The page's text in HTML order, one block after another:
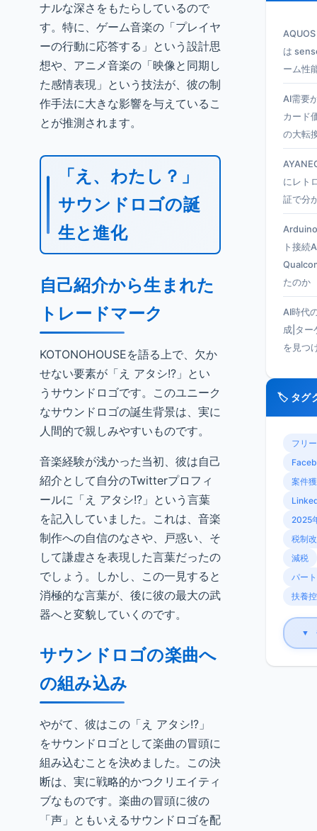
ナルな深さをもたらしているので
す。特に、ゲーム音楽の「プレイヤ
ーの行動に応答する」という設計思
想や、アニメ音楽の「映像と同期し
た感情表現」という技法が、彼の制
作手法に大きな影響を与えているこ
とが推測されます。
「え、わたし？」
サウンドロゴの誕
生と進化
自己紹介から生まれた
トレードマーク
KOTONOHOUSEを語る上で、欠か
せない要素が「え アタシ!?」とい
うサウンドロゴです。このユニーク
なサウンドロゴの誕生背景は、実に
人間的で親しみやすいものです。
音楽経験が浅かった当初、彼は自己
紹介として自分のTwitterプロフィ
ールに「え アタシ!?」という言葉
を記入していました。これは、音楽
制作への自信のなさや、戸惑い、そ
して謙虚さを表現した言葉だったの
でしょう。しかし、この一見すると
消極的な言葉が、後に彼の最大の武
器へと変貌していくのです。
サウンドロゴの楽曲へ
の組み込み
やがて、彼はこの「え アタシ!?」
をサウンドロゴとして楽曲の冒頭に
組み込むことを決めました。この決
断は、実に戦略的かつクリエイティ
ブなものです。楽曲の冒頭に彼の
「声」ともいえるサウンドロゴを配
は
ーム性
AI需要
カード
の大転
にレト
証で分
ト接続
たのか
AI時代
成|ター
を見つ
🏷️ タグ
フリ
案件
2025
税制
減税
パート
扶養
▼